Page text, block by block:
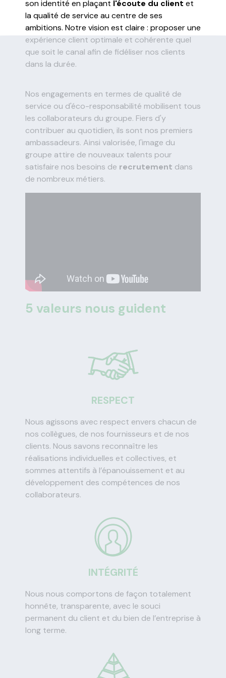
son identité en plaçant l'écoute du client et
la qualité de service au centre de ses
ambitions. Notre vision est claire : proposer une
expérience client optimale et cohérente quel
que soit le canal afin de fidéliser nos clients
dans la durée.
Nos engagements en termes de qualité de
service ou d'éco-responsabilité mobilisent tous
les collaborateurs du groupe. Fiers d'y
contribuer au quotidien, ils sont nos premiers
ambassadeurs. Ainsi valorisée, l'image du
groupe attire de nouveaux talents pour
satisfaire nos besoins de recrutement dans
de nombreux métiers.
5 valeurs nous guident
RESPECT
Nous agissons avec respect envers chacun de
nos collègues, de nos fournisseurs et de nos
clients. Nous savons reconnaître les
réalisations individuelles et collectives, et
sommes attentifs à l’épanouissement et au
développement des compétences de nos
collaborateurs.
INTÉGRITÉ
Nous nous comportons de façon totalement
honnête, transparente, avec le souci
permanent du client et du bien de l’entreprise à
long terme.